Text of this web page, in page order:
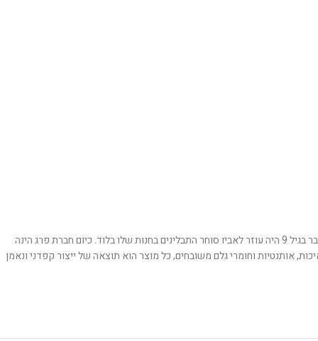
בשנת 1980 פתח חיים את החנות הראשונה של "תבליני פרג" באילת. חיים הוא דור שלישי לתבלינאים, הוא נולד לתוך עולם של טעמים וניחוחות במושב זיתן ליד לוד. כבר בגיל 9 היה עוזר לאביו סוחר התבלינים בחנות שלו בלוד. כיום חברת פרג הינה
הפעילות של החברה מבוססת על איכות, אותנטיות וחומרי גלם משובחים, כל מוצר הוא תוצאה של ייצור קפדני ונאמן